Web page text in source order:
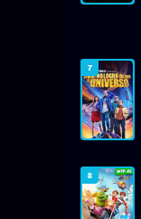
7
8